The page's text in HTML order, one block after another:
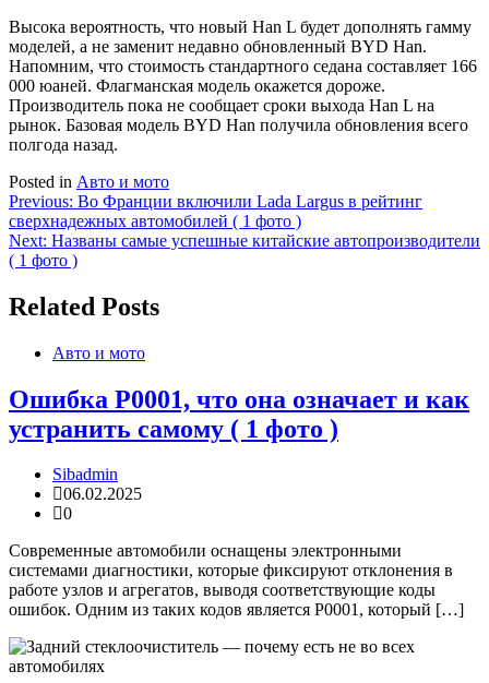
Высока вероятность, что новый Han L будет дополнять гамму
моделей, а не заменит недавно обновленный BYD Han.
Напомним, что стоимость стандартного седана составляет 166
000 юаней. Флагманская модель окажется дороже.
Производитель пока не сообщает сроки выхода Han L на
рынок. Базовая модель BYD Han получила обновления всего
полгода назад.
Posted in Авто и мото
Навигация
по
записям
Previous: Во Франции включили Lada Largus в рейтинг
сверхнадежных автомобилей ( 1 фото )
Next: Названы самые успешные китайские автопроизводители
( 1 фото )
Related Posts
Авто и мото
Ошибка P0001, что она означает и как
устранить самому ( 1 фото )
Sibadmin
06.02.2025
0
Современные автомобили оснащены электронными
системами диагностики, которые фиксируют отклонения в
работе узлов и агрегатов, выводя соответствующие коды
ошибок. Одним из таких кодов является P0001, который […]